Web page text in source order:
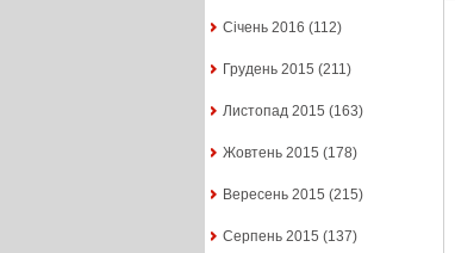
Січень 2016 (112)
Грудень 2015 (211)
Листопад 2015 (163)
Жовтень 2015 (178)
Вересень 2015 (215)
Серпень 2015 (137)